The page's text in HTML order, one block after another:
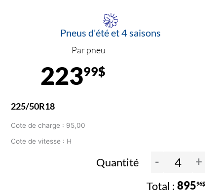
Pneus d'été et 4 saisons
Par pneu
22399$
225/50R18
Cote de charge : 95,00
Cote de vitesse : H
Quantité - +
89596$